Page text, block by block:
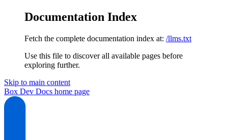
Documentation Index
Fetch the complete documentation index at: /llms.txt
Use this file to discover all available pages before
exploring further.
Skip to main content
Box Dev Docs home page